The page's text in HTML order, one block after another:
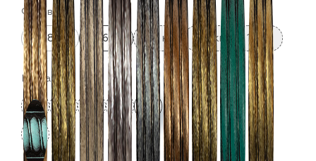
Фасовка:
0.08 кг 0.16 кг 0.5 кг 0.8 кг 10 кг
Цвета: